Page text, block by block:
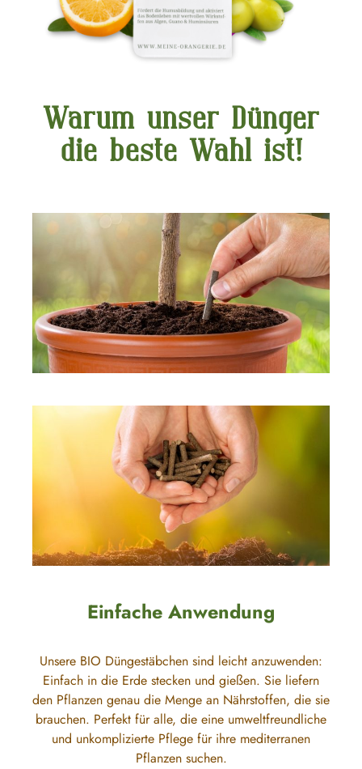
Warum unser Dünger
die beste Wahl ist!
Einfache Anwendung
Unsere BIO Düngestäbchen sind leicht anzuwenden:
Einfach in die Erde stecken und gießen. Sie liefern
den Pflanzen genau die Menge an Nährstoffen, die sie
brauchen. Perfekt für alle, die eine umweltfreundliche
und unkomplizierte Pflege für ihre mediterranen
Pflanzen suchen.